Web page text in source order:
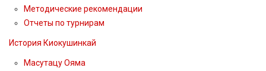
Методические рекомендации
Отчеты по турнирам
История Киокушинкай
Масутацу Ояма